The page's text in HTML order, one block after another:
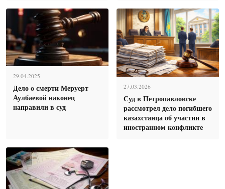
29.04.2025
Дело о смерти Меруерт
Аулбаевой наконец
направили в суд
27.03.2026
Суд в Петропавловске
рассмотрел дело погибшего
казахстанца об участии в
иностранном конфликте